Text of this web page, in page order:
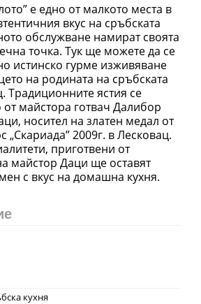
е едно от малкото места в
вкус на сръбската
обслужване намират своята
точка. Тук ще можете да се
истинско гурме изживяване
на родината на сръбската
Традиционните ястия се
от майстора готвач Далибор
носител на златен медал от
„Скариада” 2009г. в Лесковац.
приготвени от
майстор Даци ще оставят
с вкус на домашна кухня.
кухня